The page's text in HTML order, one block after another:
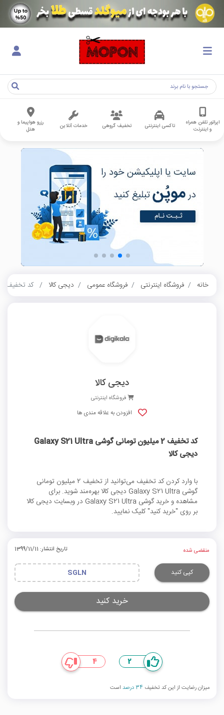
اپراتور تلفن همراه
و اینترنت
تاکسی اینترنتی تخفیف گروهی خدمات آنلاین
رزرو هواپیما و
هتل
خانه فروشگاه اینترنتی فروشگاه عمومی دیجی کالا کد تخفیف 2 میلیون تومانی گوشی Galaxy S21 Ultra دیجی کالا
دیجی کالا
فروشگاه اینترنتی
افزودن به علاقه مندی ها
کد تخفیف 2 میلیون تومانی گوشی Galaxy S21 Ultra
دیجی کالا
با وارد کردن کد تخفیف می‌توانید از تخفیف 2 میلیون تومانی
گوشی Galaxy S21 Ultra دیجی کالا بهره‌مند شوید. برای
مشاهده و خرید گوشی Galaxy S21 Ultra در وبسایت دیجی کالا
بر روی "خرید کنید" کلیک نمایید.
منقضی شده تاریخ انتشار: 1399/11/11
کپی کنید SGLN
خرید کنید
2
4
میزان رضایت از این کد تخفیف 34 درصد است